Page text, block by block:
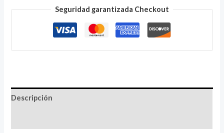
Seguridad garantizada Checkout
Descripción